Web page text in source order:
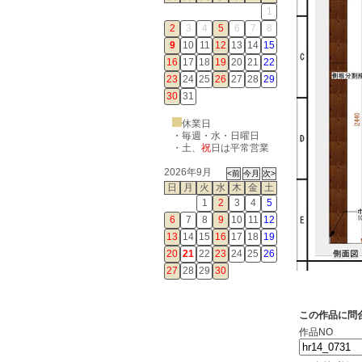
1
2
3 4 5 6 7
8
9
10 11 12 13 14 15
16 17 18 19 20 21 22
23 24 25 26 27 28 29
30 31
休業日
・毎週・水・日曜日
・ 土、 祝日は平常営業
2026年9月
日
月 火 水 木 金
土
1
2 3 4
5
6
7 8 9 10 11 12
13 14 15 16 17 18 19
20 21 22 23 24 25 26
27 28 29 30
この作品に問
作品NO